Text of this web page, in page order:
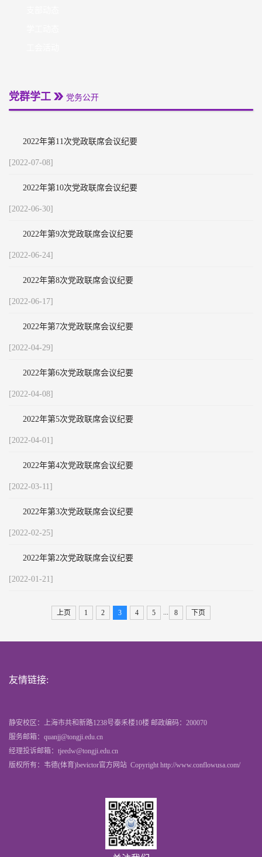
党群学工 党务公开
2022年第11次党政联席会议纪要
[2022-07-08]
2022年第10次党政联席会议纪要
[2022-06-30]
2022年第9次党政联席会议纪要
[2022-06-24]
2022年第8次党政联席会议纪要
[2022-06-17]
2022年第7次党政联席会议纪要
[2022-04-29]
2022年第6次党政联席会议纪要
[2022-04-08]
2022年第5次党政联席会议纪要
[2022-04-01]
2022年第4次党政联席会议纪要
[2022-03-11]
2022年第3次党政联席会议纪要
[2022-02-25]
2022年第2次党政联席会议纪要
[2022-01-21]
上页 1 2 3 4 5 8 下页
友情链接:
静安校区：上海市共和新路1238号泰禾楼10楼 邮政编码：200070
服务邮箱：quanjj@tongji.edu.cn
经理投诉邮箱：tjeedw@tongji.edu.cn
版权所有：韦德(体育)bevictor官方网站 Copyright http://www.conflowusa.com/